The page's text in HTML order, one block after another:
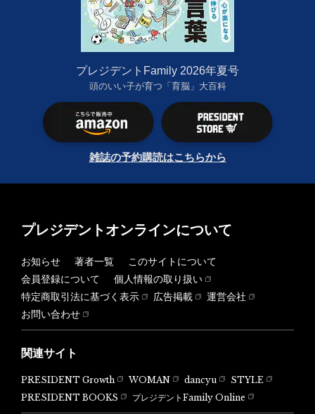
プレジデントFamily 2026年夏号
頭のいい子が育つ「育脳」大百科
雑誌の予約購読はこちらから
プレジデントオンラインについて
お知らせ 著者一覧
このサイトについて
会員登録について
個人情報の取り扱い
特定商取引法に基づく表示
広告掲載
運営会社
お問い合わせ
関連サイト
PRESIDENT Growth WOMAN dancyu
STYLE
PRESIDENT BOOKS
プレジデントFamily Online